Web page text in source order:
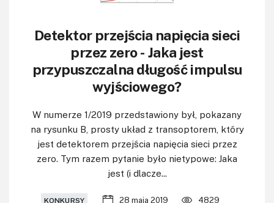
Magazyny
Archiwum
Do pobrania
Detektor przejścia napięcia sieci
przez zero - Jaka jest
przypuszczalna długość impulsu
wyjściowego?
W numerze 1/2019 przedstawiony był, pokazany
na rysunku B, prosty układ z transoptorem, który
jest detektorem przejścia napięcia sieci przez
zero. Tym razem pytanie było nietypowe: Jaka
jest (i dlacze...
KONKURSY 28 maja 2019 4829